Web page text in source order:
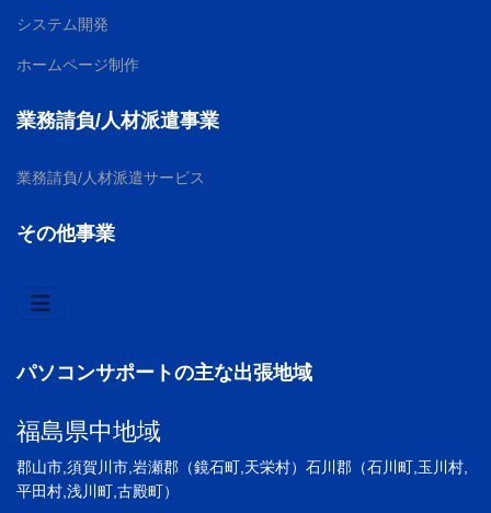
システム開発
ホームページ制作
業務請負/人材派遣事業
業務請負/人材派遣サービス
その他事業
パソコンサポートの主な出張地域
福島県中地域
郡山市,須賀川市,岩瀬郡（鏡石町,天栄村）石川郡（石川町,玉川村,
平田村,浅川町,古殿町）